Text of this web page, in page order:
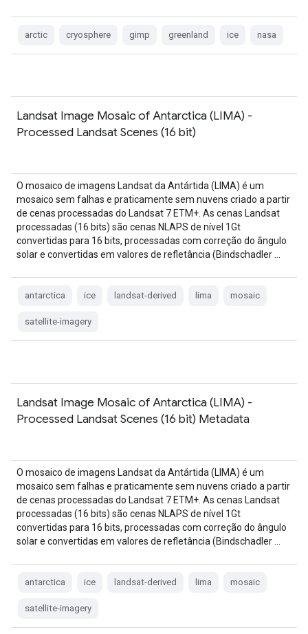
arctic cryosphere gimp greenland ice nasa
Landsat Image Mosaic of Antarctica (LIMA) -
Processed Landsat Scenes (16 bit)
O mosaico de imagens Landsat da Antártida (LIMA) é um
mosaico sem falhas e praticamente sem nuvens criado a partir
de cenas processadas do Landsat 7 ETM+. As cenas Landsat
processadas (16 bits) são cenas NLAPS de nível 1Gt
convertidas para 16 bits, processadas com correção do ângulo
solar e convertidas em valores de refletância (Bindschadler …
antarctica ice landsat-derived lima mosaic
satellite-imagery
Landsat Image Mosaic of Antarctica (LIMA) -
Processed Landsat Scenes (16 bit) Metadata
O mosaico de imagens Landsat da Antártida (LIMA) é um
mosaico sem falhas e praticamente sem nuvens criado a partir
de cenas processadas do Landsat 7 ETM+. As cenas Landsat
processadas (16 bits) são cenas NLAPS de nível 1Gt
convertidas para 16 bits, processadas com correção do ângulo
solar e convertidas em valores de refletância (Bindschadler …
antarctica ice landsat-derived lima mosaic
satellite-imagery